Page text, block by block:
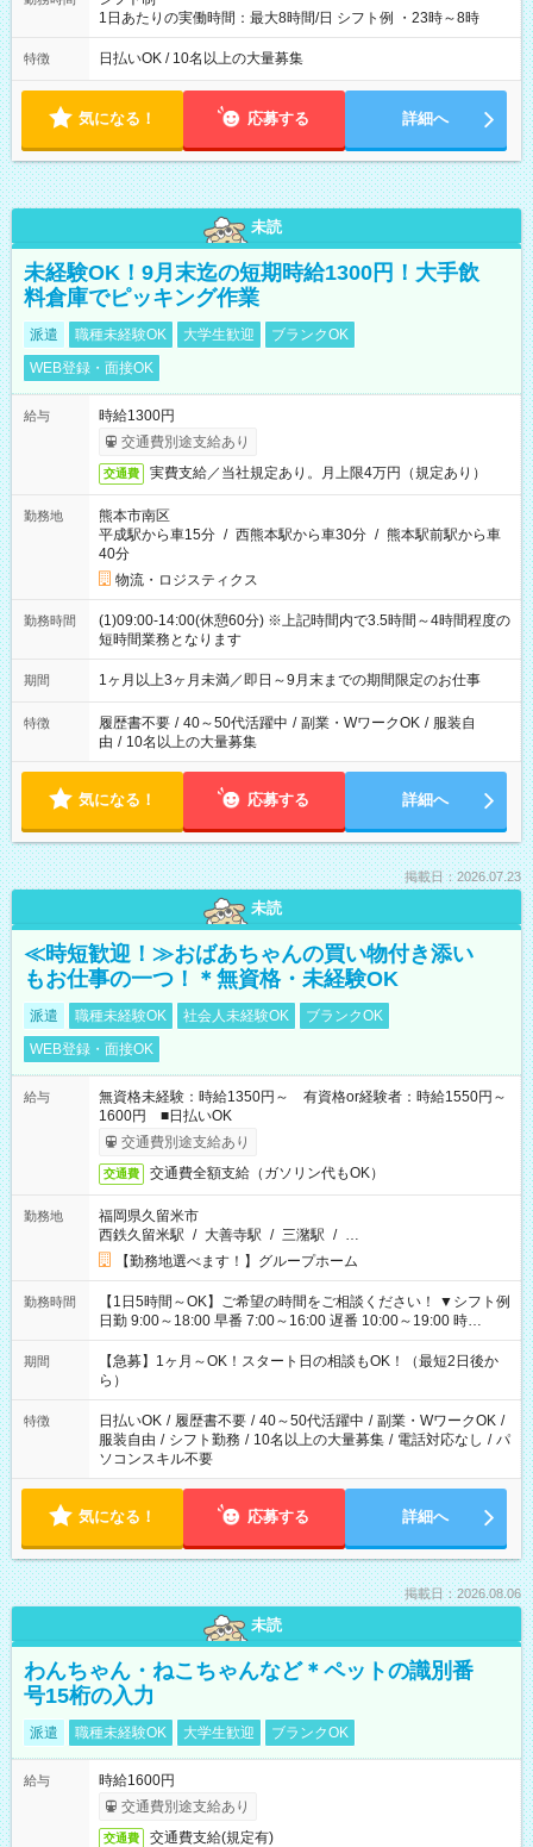
1日あたりの実働時間：最大8時間/日 シフト例 ・23時～8時
特徴 日払いOK / 10名以上の大量募集
気になる！ 応募する 詳細へ
未読
未経験OK！9月末迄の短期時給1300円！大手飲
料倉庫でピッキング作業
派遣 職種未経験OK 大学生歓迎
ブランクOK
WEB登録・面接OK
給与
時給1300円
交通費別途支給あり
交通費 実費支給／当社規定あり。月上限4万円（規定あり）
勤務地
熊本市南区
平成駅から車15分 / 西熊本駅から車30分 / 熊本駅前駅から車
40分
物流・ロジスティクス
勤務時間
(1)09:00-14:00(休憩60分) ※上記時間内で3.5時間～4時間程度の
短時間業務となります
期間 1ヶ月以上3ヶ月未満／即日～9月末までの期間限定のお仕事
特徴 履歴書不要 / 40～50代活躍中 / 副業・WワークOK / 服装自
由 / 10名以上の大量募集
気になる！ 応募する 詳細へ
掲載日：2026.07.23
未読
≪時短歓迎！≫おばあちゃんの買い物付き添い
もお仕事の一つ！＊無資格・未経験OK
派遣 職種未経験OK 社会人未経験OK
ブランクOK
WEB登録・面接OK
給与
無資格未経験：時給1350円～ 有資格or経験者：時給1550円～
1600円 ■日払いOK
交通費別途支給あり
交通費 交通費全額支給（ガソリン代もOK）
勤務地
福岡県久留米市
西鉄久留米駅 / 大善寺駅 / 三潴駅 / …
【勤務地選べます！】グループホーム
勤務時間
【1日5時間～OK】ご希望の時間をご相談ください！ ▼シフト例
日勤 9:00～18:00 早番 7:00～16:00 遅番 10:00～19:00 時
短 10:00～15:00 上記はあくまで一例です。 「夕方までには帰
宅しておきたい」 「朝はゆっくりのスタートがいい」 「お昼の
時間を有効に使いたい」 など、ご希望があれば教えてください
ね。
期間
【急募】1ヶ月～OK！スタート日の相談もOK！（最短2日後か
ら）
特徴 日払いOK / 履歴書不要 / 40～50代活躍中 / 副業・WワークOK /
服装自由 / シフト勤務 / 10名以上の大量募集 / 電話対応なし / パ
ソコンスキル不要
気になる！ 応募する 詳細へ
掲載日：2026.08.06
未読
わんちゃん・ねこちゃんなど＊ペットの識別番
号15桁の入力
派遣 職種未経験OK 大学生歓迎 ブランクOK
給与
時給1600円
交通費別途支給あり
交通費 交通費支給(規定有)